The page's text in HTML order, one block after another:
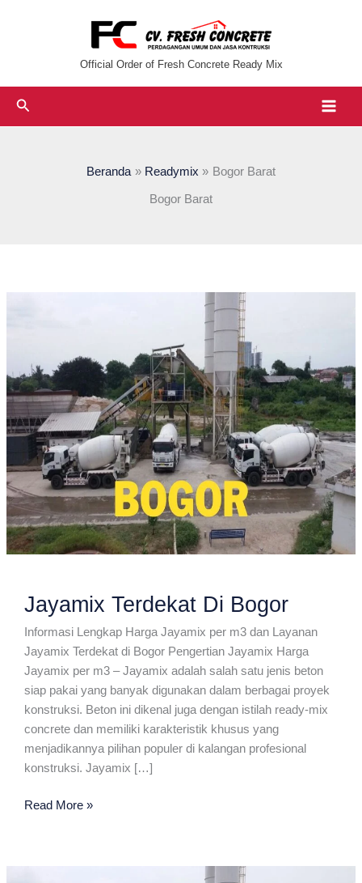
Official Order of Fresh Concrete Ready Mix
Cari
Beranda Readymix Bogor Barat
Bogor Barat
Jayamix Terdekat Di Bogor
Informasi Lengkap Harga Jayamix per m3 dan Layanan
Jayamix Terdekat di Bogor Pengertian Jayamix Harga
Jayamix per m3 – Jayamix adalah salah satu jenis beton
siap pakai yang banyak digunakan dalam berbagai proyek
konstruksi. Beton ini dikenal juga dengan istilah ready-mix
concrete dan memiliki karakteristik khusus yang
menjadikannya pilihan populer di kalangan profesional
konstruksi. Jayamix […]
Jayamix
Read More »